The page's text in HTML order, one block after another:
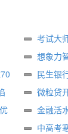
考试大
想象力
民生银
微粒贷
金融活
中高考